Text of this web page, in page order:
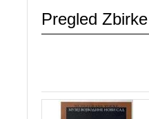
Pregled Zbirke